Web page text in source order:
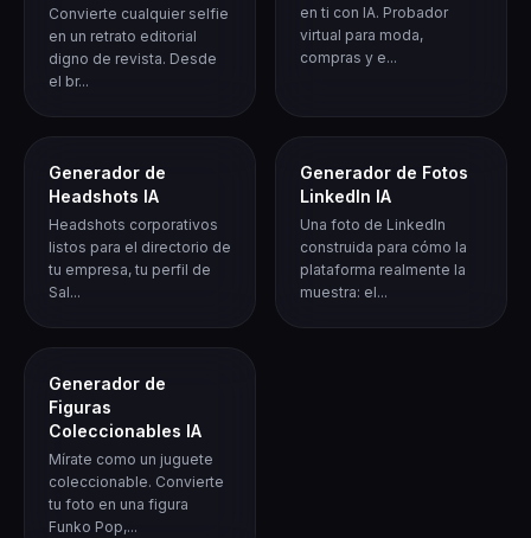
Convierte cualquier selfie
en un retrato editorial
digno de revista. Desde
el br...
en ti con IA. Probador
virtual para moda,
compras y e...
Generador de
Headshots IA
Headshots corporativos
listos para el directorio de
tu empresa, tu perfil de
Sal...
Generador de Fotos
LinkedIn IA
Una foto de LinkedIn
construida para cómo la
plataforma realmente la
muestra: el...
Generador de
Figuras
Coleccionables IA
Mírate como un juguete
coleccionable. Convierte
tu foto en una figura
Funko Pop,...